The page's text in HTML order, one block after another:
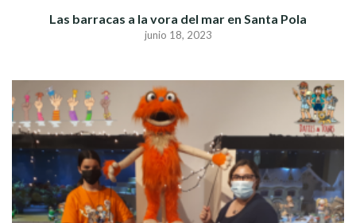
Las barracas a la vora del mar en Santa Pola
junio 18, 2023